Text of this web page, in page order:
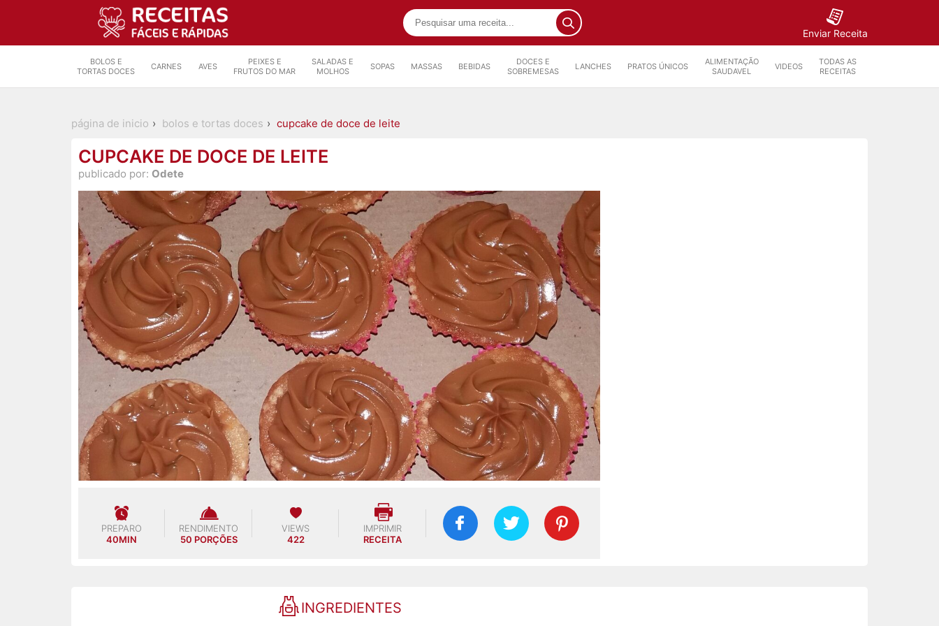
Enviar Receita
BOLOS E
TORTAS DOCES
CARNES AVES
PEIXES E
FRUTOS DO MAR
SALADAS E
MOLHOS
SOPAS MASSAS BEBIDAS
DOCES E
SOBREMESAS
LANCHES PRATOS ÚNICOS
ALIMENTAÇÃO
SAUDAVEL
VIDEOS
TODAS AS
RECEITAS
página de inicio bolos e tortas doces cupcake de doce de leite
CUPCAKE DE DOCE DE LEITE
publicado por: Odete
PREPARO
40MIN
RENDIMENTO
50 PORÇÕES
VIEWS
422
IMPRIMIR
RECEITA
INGREDIENTES